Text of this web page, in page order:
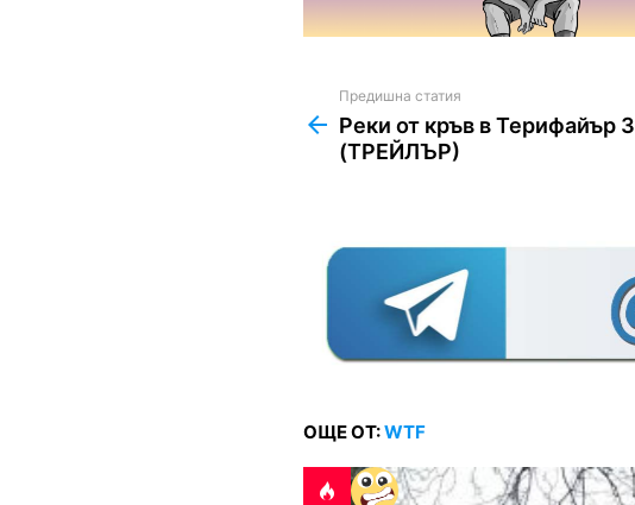
more
Предишна статия
Реки от кръв в Терифайър 3
(ТРЕЙЛЪР)
ОЩЕ ОТ:WTF